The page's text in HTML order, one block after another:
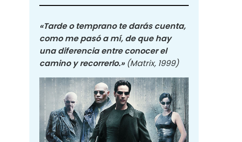
«Tarde o temprano te darás cuenta,
como me pasó a mí, de que hay
una diferencia entre conocer el
camino y recorrerlo.» (Matrix, 1999)